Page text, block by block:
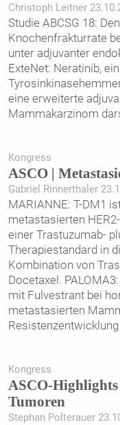
Christoph Leitner
Studie ABCSG 18:
Knochenfrakturrate
unter adjuvanter
ExteNet: Neratinib,
eine erweiterte
Mammakarzinom
Kongress
ASCO |
Gabriel Rinnerthaler
MARIANNE: T-DM1
metastasierten
einer Trastuzumab-
Therapiestandard in
Kombination von
Docetaxel.
mit Fulvestrant bei
metastasierten
Kongress
ASCO-
Tumoren
Stephan Polterauer